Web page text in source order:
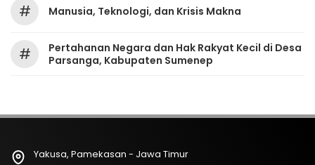
# Manusia, Teknologi, dan Krisis Makna
#
Pertahanan Negara dan Hak Rakyat Kecil di Desa
Parsanga, Kabupaten Sumenep
Yakusa, Pamekasan - Jawa Timur